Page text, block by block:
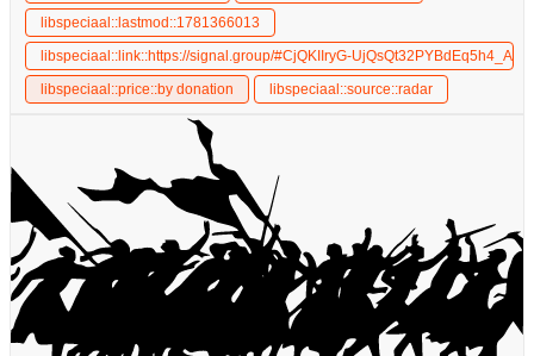
libspeciaal::lastmod::1781366013
libspeciaal::link::https://signal.group/#CjQKIIryG-
libspeciaal::price::by donation
libspeciaal::source::radar